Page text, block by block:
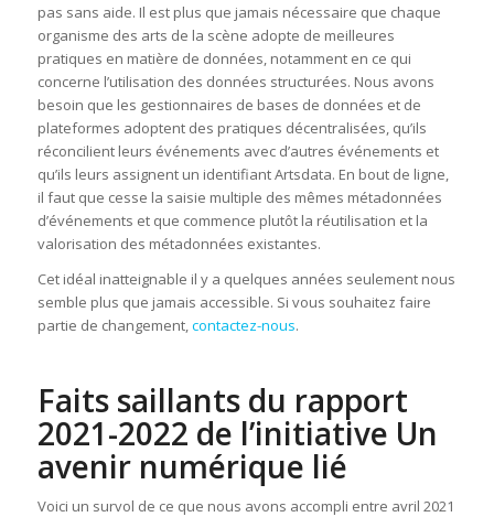
pas sans aide. Il est plus que jamais nécessaire que chaque
organisme des arts de la scène adopte de meilleures
pratiques en matière de données, notamment en ce qui
concerne l’utilisation des données structurées. Nous avons
besoin que les gestionnaires de bases de données et de
plateformes adoptent des pratiques décentralisées, qu’ils
réconcilient leurs événements avec d’autres événements et
qu’ils leurs assignent un identifiant Artsdata. En bout de ligne,
il faut que cesse la saisie multiple des mêmes métadonnées
d’événements et que commence plutôt la réutilisation et la
valorisation des métadonnées existantes.
Cet idéal inatteignable il y a quelques années seulement nous
semble plus que jamais accessible. Si vous souhaitez faire
partie de changement,contactez-nous.
Faits saillants du rapport
2021-2022 de l’initiative Un
avenir numérique lié
Voici un survol de ce que nous avons accompli entre avril 2021